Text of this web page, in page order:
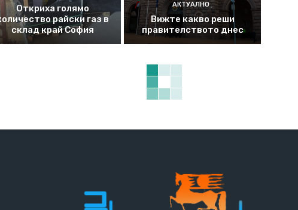
Откриха голямо
райски газ в
склад край София
АКТУАЛНО
Вижте какво реши
правителството днес